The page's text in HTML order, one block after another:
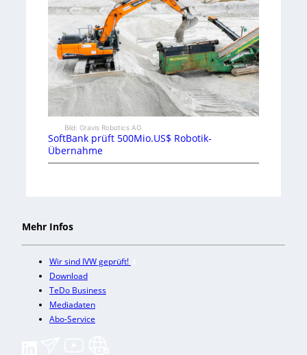
Bild: Gravis Robotics AG
SoftBank prüft 500Mio.US$ Robotik-
Übernahme
Mehr Infos
Wir sind IVW geprüft!
Download
TeDo Business
Mediadaten
Abo-Service